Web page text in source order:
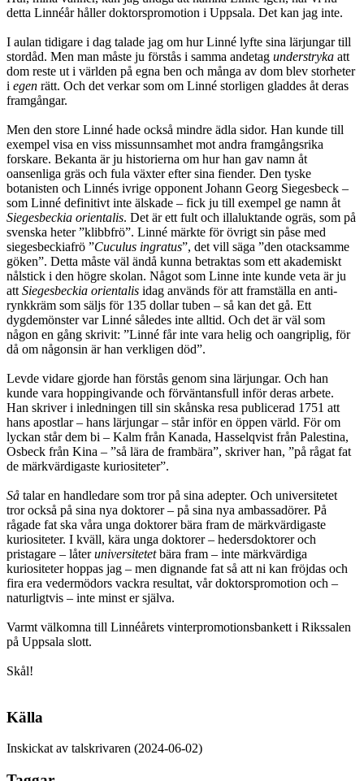
detta Linnéår håller doktorspromotion i Uppsala. Det kan jag inte.
I aulan tidigare i dag talade jag om hur Linné lyfte sina lärjungar till
stordåd. Men man måste ju förstås i samma andetag understryka att
dom reste ut i världen på egna ben och många av dom blev storheter
i egen rätt. Och det verkar som om Linné storligen gladdes åt deras
framgångar.
Men den store Linné hade också mindre ädla sidor. Han kunde till
exempel visa en viss missunnsamhet mot andra framgångsrika
forskare. Bekanta är ju historierna om hur han gav namn åt
oansenliga gräs och fula växter efter sina fiender. Den tyske
botanisten och Linnés ivrige opponent Johann Georg Siegesbeck –
som Linné definitivt inte älskade – fick ju till exempel ge namn åt
Siegesbeckia orientalis. Det är ett fult och illaluktande ogräs, som på
svenska heter ”klibbfrö”. Linné märkte för övrigt sin påse med
siegesbeckiafrö ”Cuculus ingratus”, det vill säga ”den otacksamme
göken”. Detta måste väl ändå kunna betraktas som ett akademiskt
nålstick i den högre skolan. Något som Linne inte kunde veta är ju
att Siegesbeckia orientalis idag används för att framställa en anti-
rynkkräm som säljs för 135 dollar tuben – så kan det gå. Ett
dygdemönster var Linné således inte alltid. Och det är väl som
någon en gång skrivit: ”Linné får inte vara helig och oangriplig, för
då om någonsin är han verkligen död”.
Levde vidare gjorde han förstås genom sina lärjungar. Och han
kunde vara hoppingivande och förväntansfull inför deras arbete.
Han skriver i inledningen till sin skånska resa publicerad 1751 att
hans apostlar – hans lärjungar – står inför en öppen värld. För om
lyckan står dem bi – Kalm från Kanada, Hasselqvist från Palestina,
Osbeck från Kina – ”så lära de frambära”, skriver han, ”på rågat fat
de märkvärdigaste kuriositeter”.
Så talar en handledare som tror på sina adepter. Och universitetet
tror också på sina nya doktorer – på sina nya ambassadörer. På
rågade fat ska våra unga doktorer bära fram de märkvärdigaste
kuriositeter. I kväll, kära unga doktorer – hedersdoktorer och
pristagare – låteruniversitetetbära fram – inte märkvärdiga
kuriositeter hoppas jag – men dignande fat så att ni kan fröjdas och
fira era vedermödors vackra resultat, vår doktorspromotion och –
naturligtvis – inte minst er själva.
Varmt välkomna till Linnéårets vinterpromotionsbankett i Rikssalen
på Uppsala slott.
Skål!
Källa
Inskickat av talskrivaren (2024-06-02)